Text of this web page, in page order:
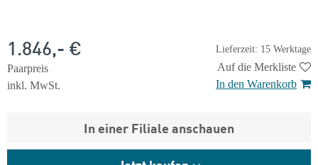
Lieferzeit: 15 Werktage
1.846,- €
Paarpreis
inkl. MwSt.
Auf die Merkliste
In den Warenkorb
In einer Filiale anschauen